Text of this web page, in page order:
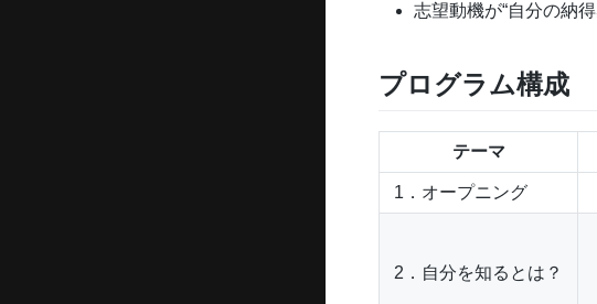
志望動機が“自分の納
プログラム構成
テーマ
1．オープニング
2．自分を知るとは？